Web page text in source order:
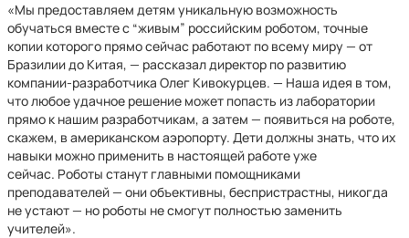
«Мы предоставляем детям уникальную возможность
обучаться вместе с “живым” российским роботом, точные
копии которого прямо сейчас работают по всему миру — от
Бразилии до Китая, — рассказал директор по развитию
компании-разработчика Олег Кивокурцев. — Наша идея в том,
что любое удачное решение может попасть из лаборатории
прямо к нашим разработчикам, а затем — появиться на роботе,
скажем, в американском аэропорту. Дети должны знать, что их
навыки можно применить в настоящей работе уже
сейчас. Роботы станут главными помощниками
преподавателей — они объективны, беспристрастны, никогда
не устают — но роботы не смогут полностью заменить
учителей».